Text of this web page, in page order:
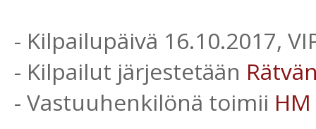
- Kilpailupäivä 16.10.2017,
- Kilpailut järjestetään
- Vastuuhenkilönä toimii HM